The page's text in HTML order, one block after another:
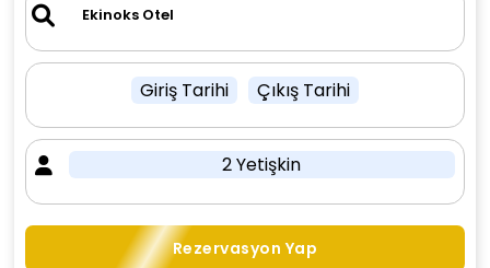
Giriş Tarihi Çıkış Tarihi
2 Yetişkin
Rezervasyon Yap